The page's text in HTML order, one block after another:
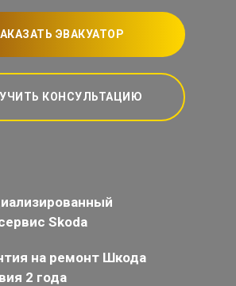
ЭВАКУАТОР
КОНСУЛЬТАЦИЮ
Skoda
на ремонт Шкода
2 года